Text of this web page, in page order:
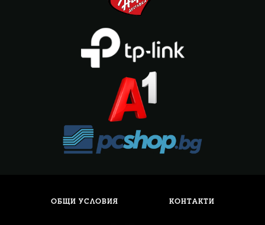
ОБЩИ УСЛОВИЯ КОНТАКТИ